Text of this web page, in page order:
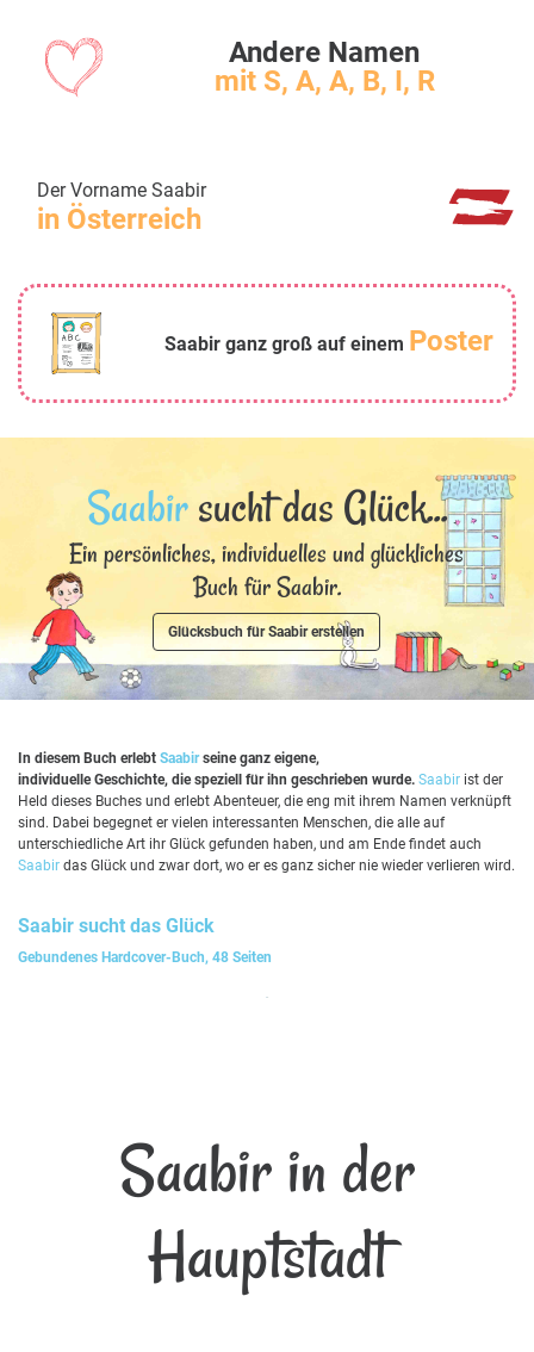
Andere Namen
mit S, A, A, B, I, R
Der Vorname Saabir
in Österreich
Saabir ganz groß auf einem Poster
Saabirsucht das Glück...
Ein persönliches, individuelles und glückliches
Buch für Saabir.
Glücksbuch für Saabir erstellen
In diesem Buch erlebt Saabirseine ganz eigene,
individuelle Geschichte, die speziell für ihn geschrieben wurde. Saabir ist der
Held dieses Buches und erlebt Abenteuer, die eng mit ihrem Namen verknüpft
sind. Dabei begegnet er vielen interessanten Menschen, die alle auf
unterschiedliche Art ihr Glück gefunden haben, und am Ende findet auch
Saabir das Glück und zwar dort, wo er es ganz sicher nie wieder verlieren wird.
Saabir sucht das Glück
Gebundenes Hardcover-Buch, 48 Seiten
Saabir in der
Hauptstadt